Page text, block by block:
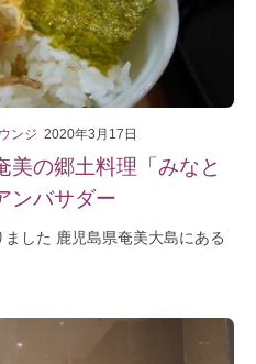
ンジ 2020年3月17日
美の郷土料理「みなと
ンバサダー
した 鹿児島県奄美大島にある